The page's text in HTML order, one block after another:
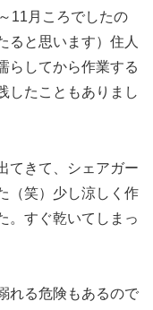
11月ころでしたの
ると思います）住人
らしてから作業する
したこともありまし
てきて、シェアガー
（笑）少し涼しく作
。すぐ乾いてしまっ
れる危険もあるので